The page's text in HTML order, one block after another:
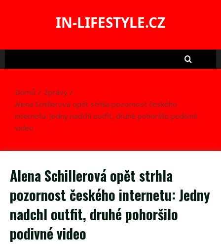
IN-LIFESTYLE.CZ
Domů
Zprávy
Alena Schillerová opět strhla pozornost českého
internetu: Jedny nadchl outfit, druhé pohoršilo podivné
video
Alena Schillerová opět strhla
pozornost českého internetu: Jedny
nadchl outfit, druhé pohoršilo
podivné video